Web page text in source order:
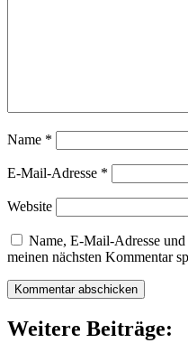
Name *
E-Mail-Adresse *
Website
Name, E-Mail-Adresse
meinen nächsten Kommentar
Weitere Beiträge: